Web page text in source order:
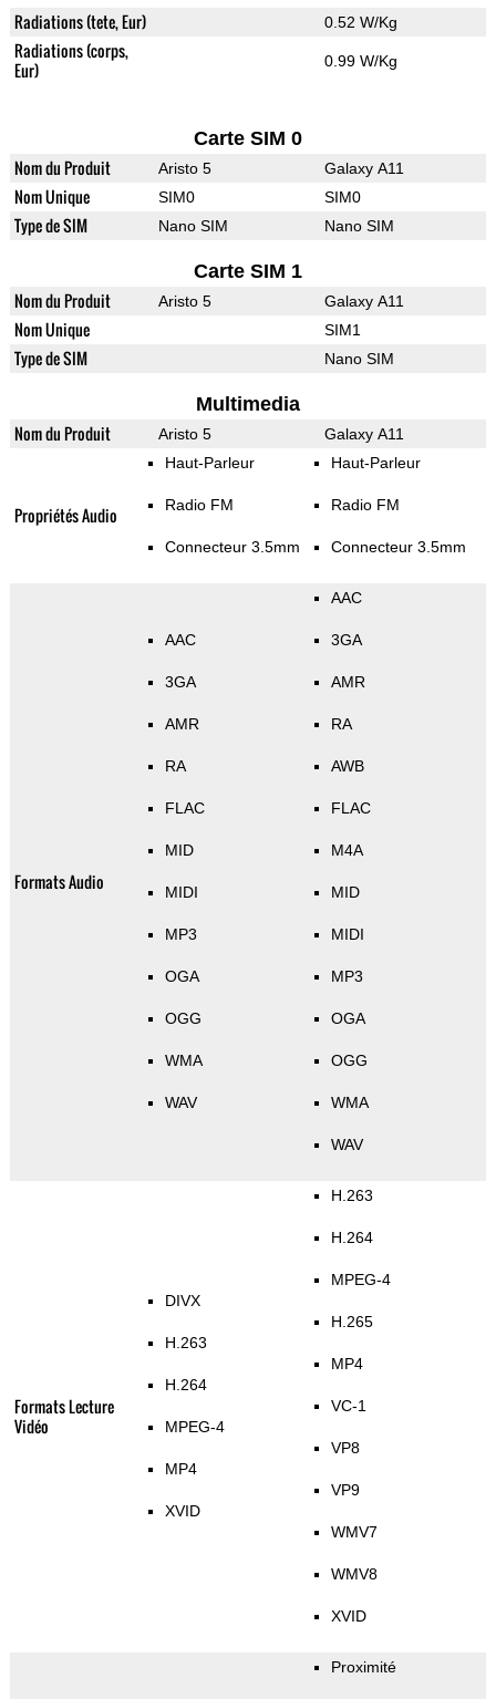
Radiations (tete, Eur) 0.52 W/Kg
Radiations (corps,
Eur)
0.99 W/Kg
Carte SIM 0
Nom du Produit Aristo 5 Galaxy A11
Nom Unique SIM0 SIM0
Type de SIM Nano SIM Nano SIM
Carte SIM 1
Nom du Produit Aristo 5 Galaxy A11
Nom Unique SIM1
Type de SIM Nano SIM
Multimedia
Nom du Produit Aristo 5 Galaxy A11
Propriétés Audio
Haut-Parleur
Radio FM
Connecteur 3.5mm
Haut-Parleur
Radio FM
Connecteur 3.5mm
Formats Audio
AAC
3GA
AMR
RA
FLAC
MID
MIDI
MP3
OGA
OGG
WMA
WAV
AAC
3GA
AMR
RA
AWB
FLAC
M4A
MID
MIDI
MP3
OGA
OGG
WMA
WAV
Formats Lecture
Vidéo
DIVX
H.263
H.264
MPEG-4
MP4
XVID
H.263
H.264
MPEG-4
H.265
MP4
VC-1
VP8
VP9
WMV7
WMV8
XVID
Proximité